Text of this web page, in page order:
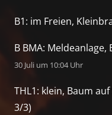
B1: im Freien,
B BMA:
30 Juli um 10:04 Uhr
THL1: klein, Baum
3/3)